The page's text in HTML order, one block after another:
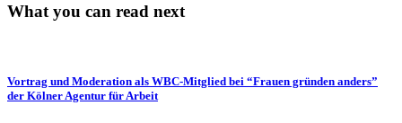
What you can read next
Vortrag und Moderation als WBC-Mitglied bei “Frauen gründen anders”
der Kölner Agentur für Arbeit